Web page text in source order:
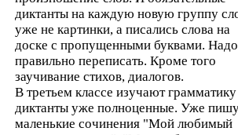
диктанты на каждую новую группу
уже не картинки, а писались слова на
доске с пропущенными буквами. Надо
правильно переписать. Кроме того
заучивание стихов, диалогов.
В третьем классе изучают
диктанты уже полноценные. Уже
маленькие сочинения "Мой любимый